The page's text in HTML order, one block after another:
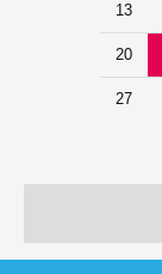
13
20
27